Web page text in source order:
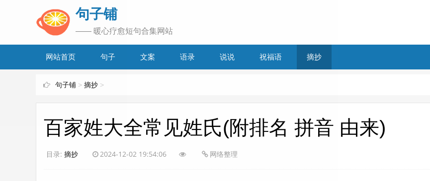
句子铺
—— 暖心疗愈短句合集网站
网站首页 句子 文案 语录 说说 祝福语 摘抄
句子铺 > 摘抄 >
百家姓大全常见姓氏(附排名 拼音 由来)
目录: 摘抄 2024-12-02 19:54:06 网络整理